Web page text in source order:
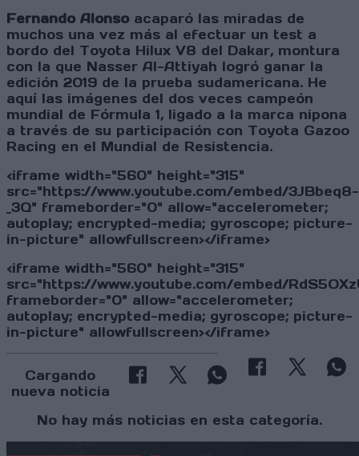
Fernando Alonso acaparó las miradas de
muchos una vez más al efectuar un test a
bordo del Toyota Hilux V8 del Dakar, montura
con la que Nasser Al-Attiyah logró ganar la
edición 2019 de la prueba sudamericana. He
aquí las imágenes del dos veces campeón
mundial de Fórmula 1, ligado a la marca nipona
a través de su participación con Toyota Gazoo
Racing en el Mundial de Resistencia.
<iframe width="560" height="315"
src="https://www.youtube.com/embed/3JBbeq8-
_3Q" frameborder="0" allow="accelerometer;
autoplay; encrypted-media; gyroscope; picture-
in-picture" allowfullscreen></iframe>
<iframe width="560" height="315"
src="https://www.youtube.com/embed/
frameborder="0" allow="accelerometer;
autoplay; encrypted-media; gyroscope; picture-
in-picture" allowfullscreen></iframe>
Cargando
nueva noticia
No hay más noticias en esta categoría.